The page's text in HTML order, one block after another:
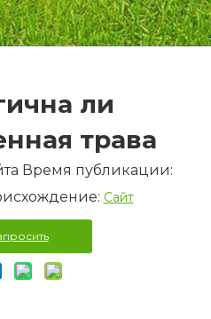
ли
трава
Время публикации:
Сайт